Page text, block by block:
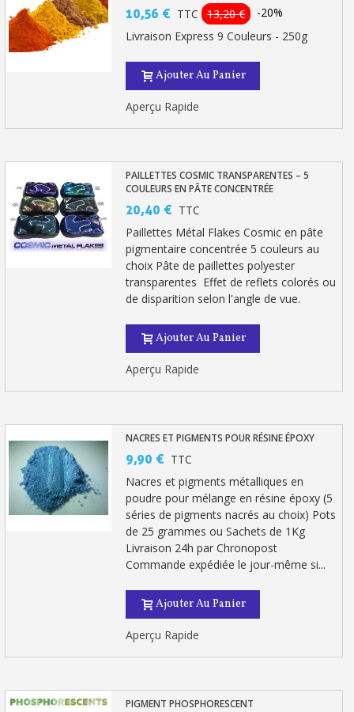
Inscription à la newsletter : 5€ de réduction
Livraison sous 24 h en France Métropolitaine
Livraison offerte en France métropolitaine pour 250€ d'achats
Paiement en 4x sans frais dès 30€ d'achats
Votre devis en ligne en moins d'1 minute
Partagez vos créations et obtenez des bons d'achat
Gagnez des points de fidélité à chaque commande
Réduction de 5€ sur la première commande
10€ de bon d'achat pour chaque parrainage
Inscription à la newsletter : 5€ de réduction
Livraison sous 24 h en France Métropolitaine
Livraison offerte en France métropolitaine pour 250€ d'achats
Paiement en 4x sans frais dès 30€ d'achats
Gagnez des points de fidélité à chaque commande
10,56 € TTC 13,20 €
-20%
Livraison Express 9 Couleurs - 250g
Ajouter Au Panier
Aperçu Rapide
PAILLETTES COSMIC TRANSPARENTES – 5
COULEURS EN PÂTE CONCENTRÉE
20,40 € TTC
Paillettes Métal Flakes Cosmic en pâte
pigmentaire concentrée 5 couleurs au
choix Pâte de paillettes polyester
transparentes Effet de reflets colorés ou
de disparition selon l'angle de vue.
Ajouter Au Panier
Aperçu Rapide
NACRES ET PIGMENTS POUR RÉSINE ÉPOXY
9,90 € TTC
Nacres et pigments métalliques en
poudre pour mélange en résine époxy (5
séries de pigments nacrés au choix) Pots
de 25 grammes ou Sachets de 1Kg
Livraison 24h par Chronopost
Commande expédiée le jour-même si...
Ajouter Au Panier
Aperçu Rapide
PIGMENT PHOSPHORESCENT